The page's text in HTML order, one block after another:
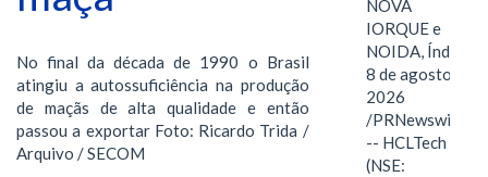
No final da década de 1990 o Brasil
atingiu a autossuficiência na produção
de maçãs de alta qualidade e então
passou a exportar Foto: Ricardo Trida /
Arquivo / SECOM
NOVA
IORQUE e
NOIDA, Índia,
8 de agosto de
2026
/PRNewswire/
-- HCLTech
(NSE: